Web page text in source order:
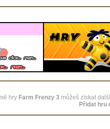
hry Farm Frenzy 3 můžeš získat další
Přidat hru